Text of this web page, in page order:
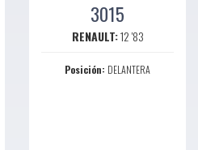
3015
RENAULT:12 '83
Posición: DELANTERA